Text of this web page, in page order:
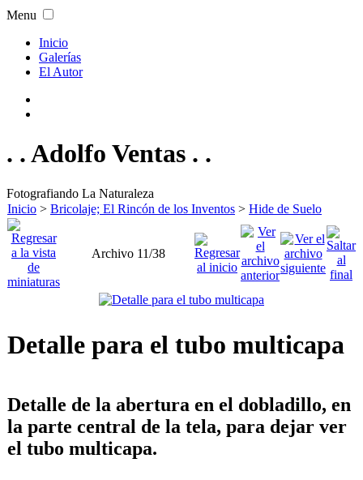
Menu
Inicio
Galerías
El Autor
. . Adolfo Ventas . .
Fotografiando La Naturaleza
Inicio > Bricolaje; El Rincón de los Inventos > Hide de Suelo
Archivo 11/38
Detalle para el tubo multicapa
Detalle de la abertura en el dobladillo, en
la parte central de la tela, para dejar ver
el tubo multicapa.